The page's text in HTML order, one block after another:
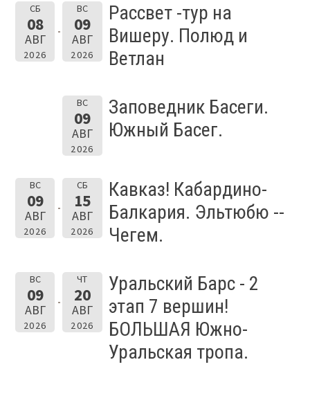
СБ
08
АВГ
2026
ВС
09
АВГ
2026
Рассвет -тур на
Вишеру. Полюд и
Ветлан
ВС
09
АВГ
2026
Заповедник Басеги.
Южный Басег.
ВС
09
АВГ
2026
СБ
15
АВГ
2026
Кавказ! Кабардино-
Балкария. Эльтюбю --
Чегем.
ВС
09
АВГ
2026
ЧТ
20
АВГ
2026
Уральский Барс - 2
этап 7 вершин!
БОЛЬШАЯ Южно-
Уральская тропа.